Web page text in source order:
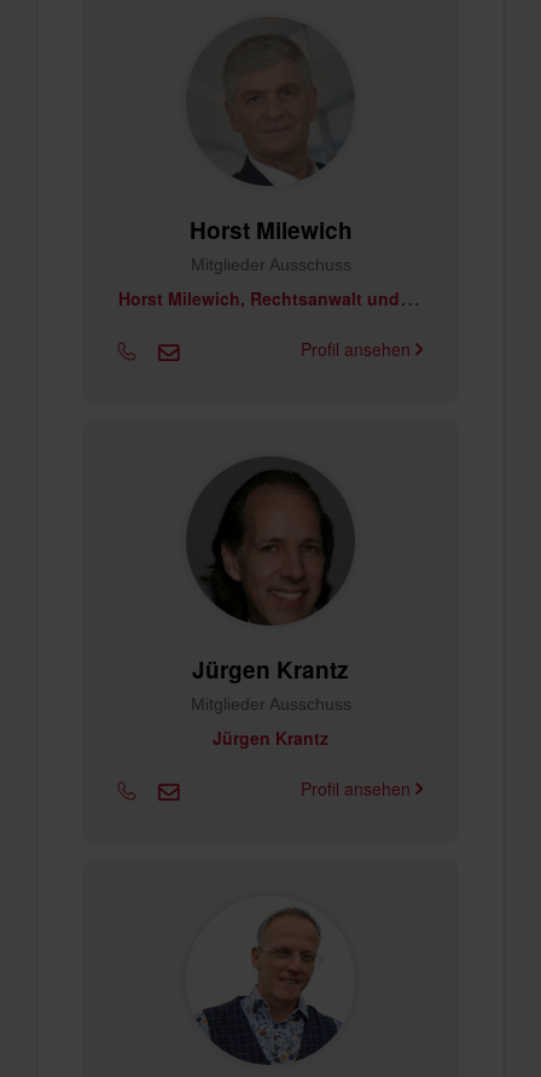
Horst Milewich
Mitglieder Ausschuss
H
orst Milewich, Rechtsanwalt und Notar a.D.
Profil ansehen
Jürgen Krantz
Mitglieder Ausschuss
Jürgen Krantz
Profil ansehen